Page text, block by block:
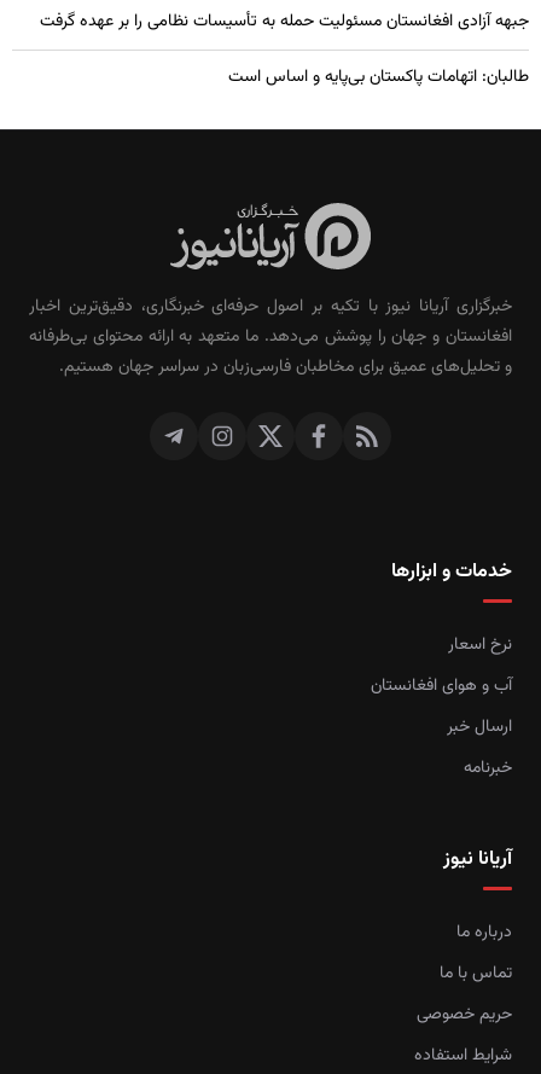
جبهه آزادی افغانستان مسئولیت حمله به تأسیسات نظامی را بر عهده گرفت
طالبان: اتهامات پاکستان بی‌پایه و اساس است
خبرگزاری آریانا نیوز با تکیه بر اصول حرفه‌ای خبرنگاری، دقیق‌ترین اخبار
افغانستان و جهان را پوشش می‌دهد. ما متعهد به ارائه محتوای بی‌طرفانه
و تحلیل‌های عمیق برای مخاطبان فارسی‌زبان در سراسر جهان هستیم.
خدمات و ابزارها
نرخ اسعار
آب و هوای افغانستان
ارسال خبر
خبرنامه
آریانا نیوز
درباره ما
تماس با ما
حریم خصوصی
شرایط استفاده